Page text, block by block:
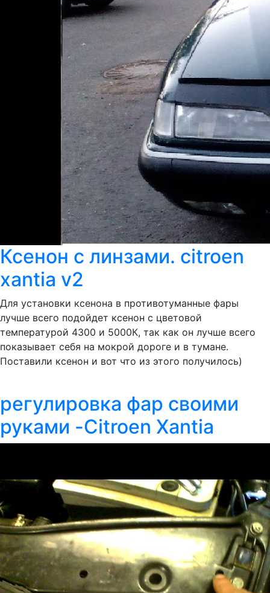
Ксенон с линзами. citroen
xantia v2
Для установки ксенона в противотуманные фары
лучше всего подойдет ксенон с цветовой
температурой 4300 и 5000К, так как он лучше всего
показывает себя на мокрой дороге и в тумане.
Поставили ксенон и вот что из этого получилось)
регулировка фар своими
руками -Citroen Xantia